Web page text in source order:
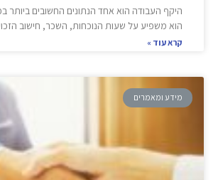
היקף העבודה הוא אחד הנתונים החשובים ביותר
הוא משפיע על שעות הנוכחות, השכר, חישוב
קרא עוד »
מידע ומאמרים